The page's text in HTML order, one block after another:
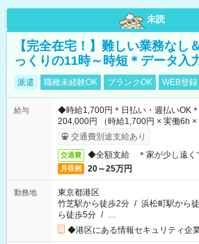
未読
【完全在宅！】難しい業務なし
っくりの11時～時短＊データ入
派遣 職種未経験OK ブランクOK WEB登
給与
◆時給1,700円＊日払い・週払いOK
204,000円 （時給1,700円 × 実働6h ×
交通費別途支給あり
交通費 ◆全額支給 ＊家が少し遠く
月収例 20～25万円
勤務地
東京都港区
竹芝駅から徒歩2分 / 浜松町駅から
ら徒歩5分 / …
◆港区にある情報セキュリティ企